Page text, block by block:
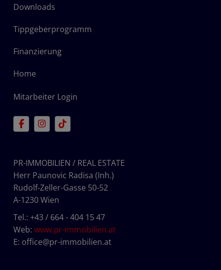
Downloads
Tippgeberprogramm
Finanzierung
Home
Mitarbeiter Login
PR-IMMOBILIEN / REAL ESTATE
Herr Paunovic Radisa (Inh.)
Rudolf-Zeller-Gasse 50-52
A-1230 Wien
Tel.: +43 / 664 - 404 15 47
Web: www.pr-immobilien.at
E: office@pr-immobilien.at